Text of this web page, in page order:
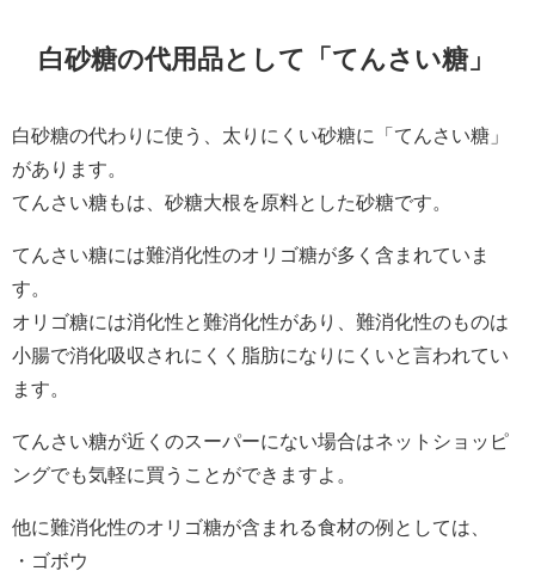
白砂糖の代用品として「てんさい糖」
白砂糖の代わりに使う、太りにくい砂糖に「てんさい糖」
があります。
てんさい糖もは、砂糖大根を原料とした砂糖です。
てんさい糖には難消化性のオリゴ糖が多く含まれていま
す。
オリゴ糖には消化性と難消化性があり、難消化性のものは
小腸で消化吸収されにくく脂肪になりにくいと言われてい
ます。
てんさい糖が近くのスーパーにない場合はネットショッピ
ングでも気軽に買うことができますよ。
他に難消化性のオリゴ糖が含まれる食材の例としては、
・ゴボウ